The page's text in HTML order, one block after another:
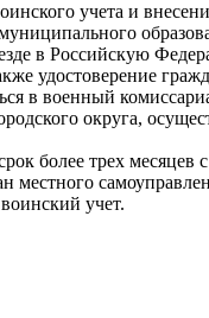
учета и
в Российскую
удостоверение
в военный
округа,
более трех месяцев с
учет.